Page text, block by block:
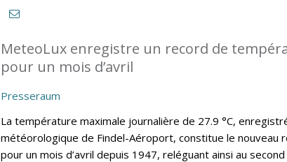
MeteoLux enregistre un record de
pour un mois d’avril
Presseraum
La température maximale journalière de 27.9 °C,
météorologique de Findel-Aéroport, constitue le nouveau
pour un mois d’avril depuis 1947, reléguant ainsi au